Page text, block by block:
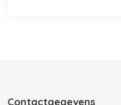
Contactgegevens